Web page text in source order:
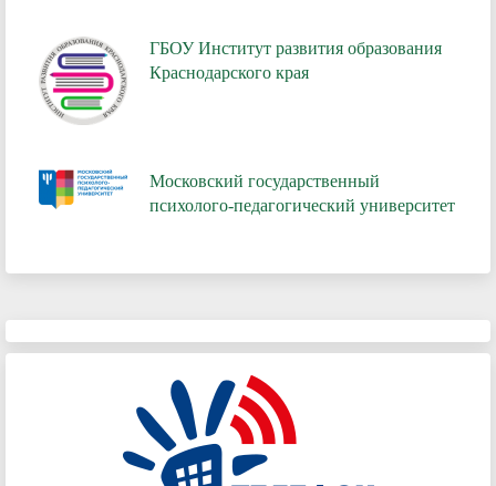
ГБОУ Институт развития образования
Краснодарского края
Московский государственный
психолого-педагогический университет